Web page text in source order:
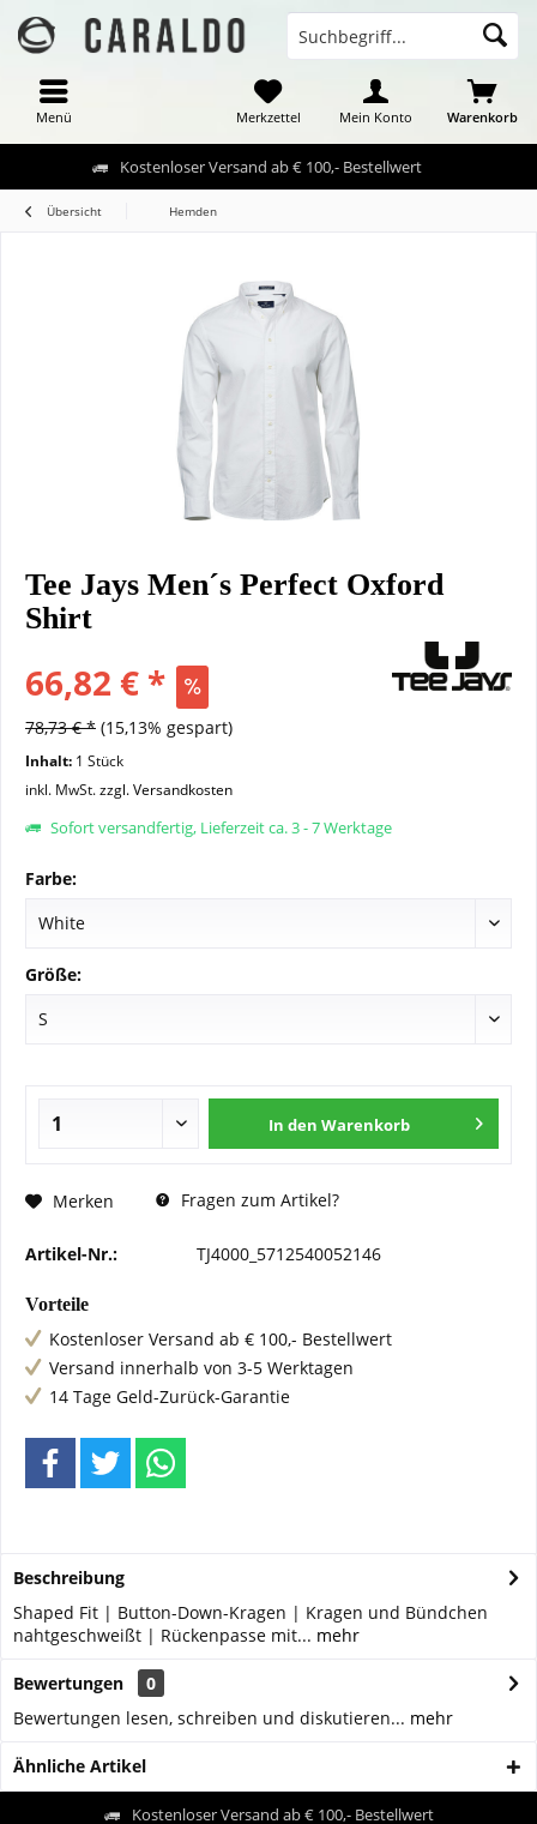
Kostenloser Versand ab € 100,- Bestellwert
Menü Warenkorb
Merkzettel Mein Konto
Übersicht Hemden
Tee Jays Men´s Perfect Oxford
Shirt
66,82 € *
78,73 € * (15,13% gespart)
Inhalt: 1 Stück
inkl. MwSt.zzgl. Versandkosten
Sofort versandfertig, Lieferzeit ca. 3 - 7 Werktage
Farbe:
Größe:
In den Warenkorb
Merken Fragen zum Artikel?
Artikel-Nr.: TJ4000_5712540052146
Vorteile
Kostenloser Versand ab € 100,- Bestellwert
Versand innerhalb von 3-5 Werktagen
14 Tage Geld-Zurück-Garantie
Beschreibung
Shaped Fit | Button-Down-Kragen | Kragen und Bündchen
nahtgeschweißt | Rückenpasse mit... mehr
Bewertungen
0
Bewertungen lesen, schreiben und diskutieren... mehr
Ähnliche Artikel
Kostenloser Versand ab € 100,- Bestellwert